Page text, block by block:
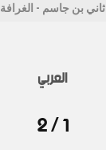
ثاني بن جاسم - الغرافة
العربي
1 / 2